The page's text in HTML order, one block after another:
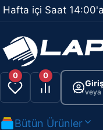
İçeriğe
atla
Hafta içi Saat
0 0
veya
Bütün Ürünler